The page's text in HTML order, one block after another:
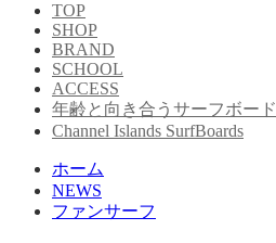
TOP
SHOP
BRAND
SCHOOL
ACCESS
年齢と向き合うサーフボード
Channel Islands SurfBoards
ホーム
NEWS
ファンサーフ